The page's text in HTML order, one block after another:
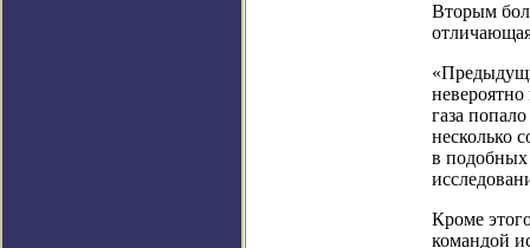
Вторым
газа
несколько
в
Кроме
командой